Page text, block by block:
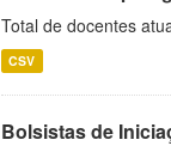
Total de docentes
CSV
Bolsistas de